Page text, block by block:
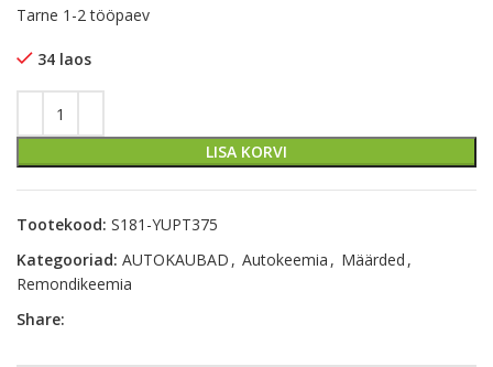
Tarne 1-2 tööpaev
34 laos
LISA KORVI
Tootekood: S181-YUPT375
Kategooriad: AUTOKAUBAD , Autokeemia , Määrded ,
Remondikeemia
Share: